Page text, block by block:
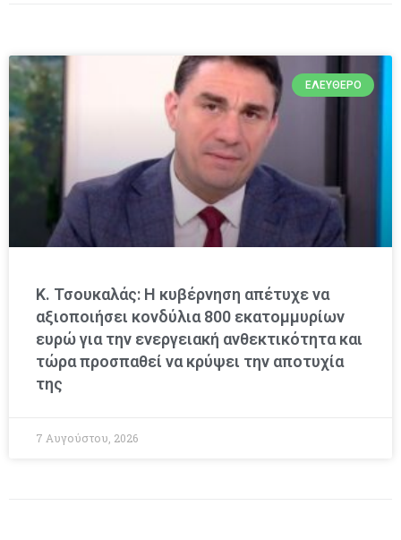
ΕΛΕΎΘΕΡΟ
Κ. Τσουκαλάς: Η κυβέρνηση απέτυχε να
αξιοποιήσει κονδύλια 800 εκατομμυρίων
ευρώ για την ενεργειακή ανθεκτικότητα και
τώρα προσπαθεί να κρύψει την αποτυχία
της
7 Αυγούστου, 2026